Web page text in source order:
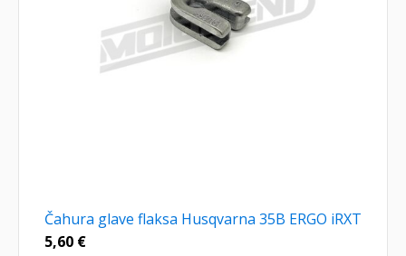
Čahura glave flaksa Husqvarna 35B ERGO iRXT
5,60 €